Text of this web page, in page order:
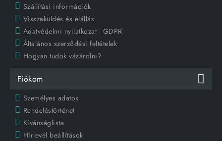
Szállítási információk
Visszaküldés és elállás
Adatvédelmi nyilatkozat - GDPR
Általános szerződési feltételek
Hogyan tudok vásárolni?
Fiókom
Személyes adatok
Rendeléstörténet
Kívánságlista
Hírlevél beállítások